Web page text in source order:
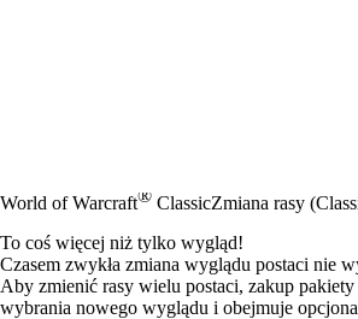
World of Warcraft® ClassicZmiana rasy
To coś więcej niż tylko wygląd!
Czasem zwykła zmiana wyglądu postaci nie
Aby zmienić rasy wielu postaci, zakup
wybrania nowego wyglądu i obejmuje